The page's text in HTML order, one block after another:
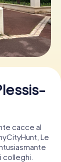
cacce al
Le
colleghi.